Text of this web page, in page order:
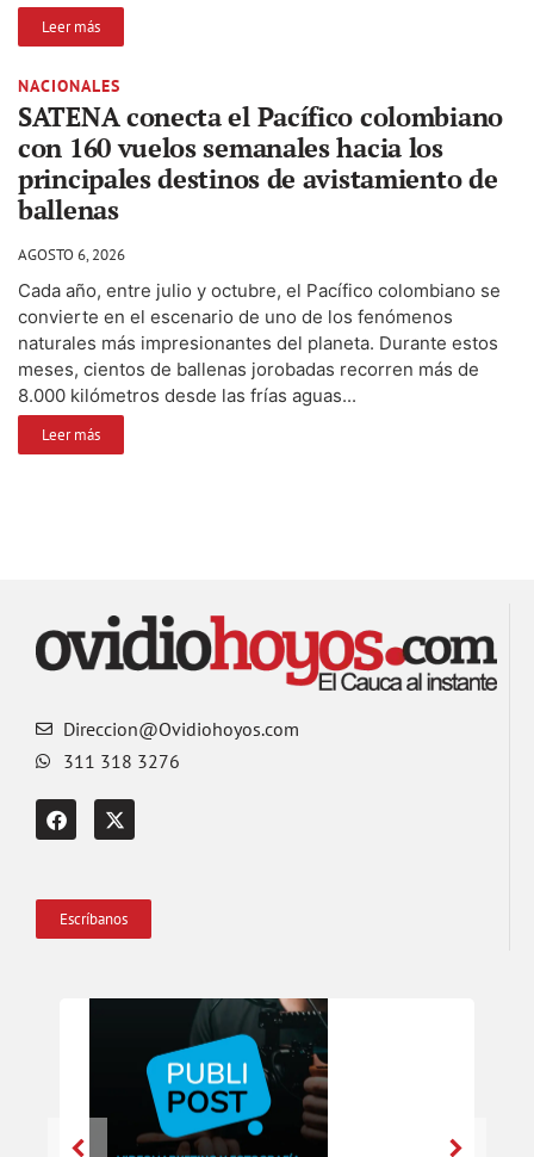
Leer más
NACIONALES
SATENA conecta el Pacífico colombiano
con 160 vuelos semanales hacia los
principales destinos de avistamiento de
ballenas
AGOSTO 6, 2026
Cada año, entre julio y octubre, el Pacífico colombiano se
convierte en el escenario de uno de los fenómenos
naturales más impresionantes del planeta. Durante estos
meses, cientos de ballenas jorobadas recorren más de
8.000 kilómetros desde las frías aguas...
Leer más
Direccion@Ovidiohoyos.com
311 318 3276
Escríbanos